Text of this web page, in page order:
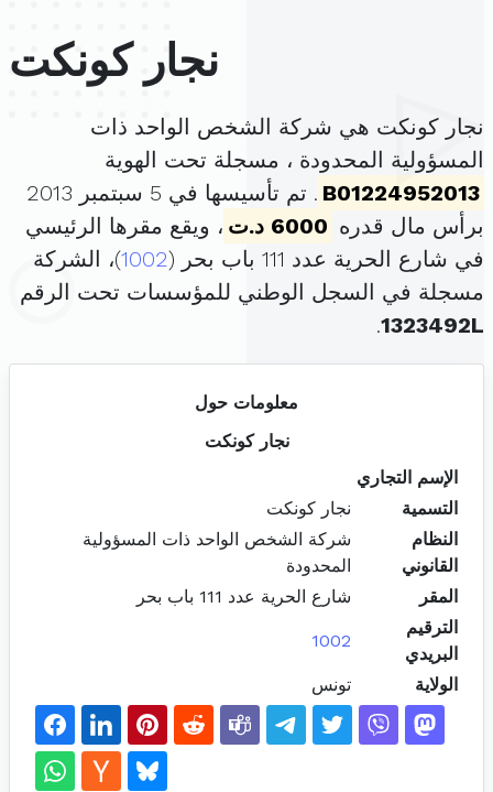
نجار كونكت
نجار كونكت هي شركة الشخص الواحد ذات
المسؤولية المحدودة ، مسجلة تحت الهوية
B01224952013
. تم تأسيسها في 5 سبتمبر 2013
برأس مال قدره 6000 د.ت
، ويقع مقرها الرئيسي
في شارع الحرية عدد 111 باب بحر (
1002)، الشركة
مسجلة في السجل الوطني للمؤسسات تحت الرقم
1323492L
.
معلومات حول
نجار كونكت
الإسم التجاري
التسمية
نجار كونكت
النظام
القانوني
شركة الشخص الواحد ذات المسؤولية
المحدودة
المقر
شارع الحرية عدد 111 باب بحر
الترقيم
البريدي
1002
الولاية تونس